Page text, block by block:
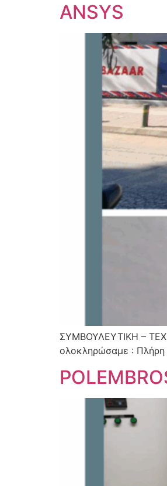
ANSYS
ΣΥΜΒΟΥΛΕΥΤΙΚΗ –
ολοκληρώσαμε : Πλήρη